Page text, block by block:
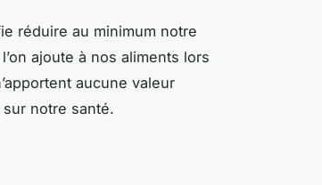
réduire au minimum notre
ajoute à nos aliments lors
aucune valeur
notre santé.